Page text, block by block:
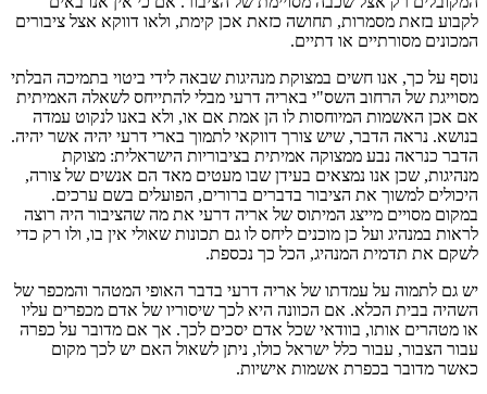
לקבוע בזאת מסמרות, תחושה כזאת אכן קימת, ולאו דווקא אצל ציבורים
המכונים מסורתיים או דתיים.
נוסף על כך, אנו חשים במצוקת מנהיגות שבאה לידי ביטוי בתמיכה הבלתי
מסוייגת של הרחוב השס"י באריה דרעי מבלי להתייחס לשאלה האמיתית
אם אכן האשמות המיוחסות לו הן אמת אם או, ולא באנו לנקוט עמדה
בנושא. נראה הדבר, שיש צורך דווקאי לתמוך בארי דרעי יהיה אשר יהיה.
הדבר כנראה נבע ממצוקה אמיתית בציבוריות הישראלית: מצוקת
מנהיגות, שכן אנו נמצאים בעידן שבו מעטים מאד הם אנשים של צורה,
היכולים למשוך את הציבור בדברים ברורים, הפועלים בשם ערכים.
במקום מסויים מייצג המיתוס של אריה דרעי את מה שהציבור היה רוצה
לראות במנהיג ועל כן מוכנים ליחס לו גם תכונות שאולי אין בו, ולו רק כדי
לשקם את תדמית המנהיג, הכל כך נכספת.
יש גם לתמוה על עמדתו של אריה דרעי בדבר האופי המטהר והמכפר של
השהיה בבית הכלא. אם הכוונה היא לכך שיסוריו של אדם מכפרים עליו
או מטהרים אותו, בוודאי שכל אדם יסכים לכך. אך אם מדובר על כפרה
עבור הצבור, עבור כלל ישראל כולו, ניתן לשאול האם יש לכך מקום
כאשר מדובר בכפרת אשמות אישיות.